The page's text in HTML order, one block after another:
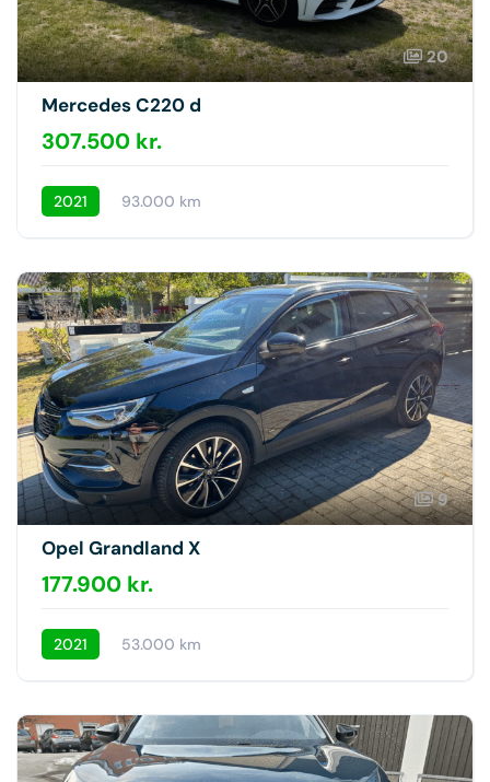
20
Mercedes C220 d
307.500 kr.
2021 93.000 km
9
Opel Grandland X
177.900 kr.
2021 53.000 km